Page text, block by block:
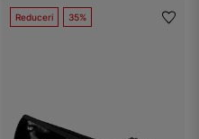
Reduceri 35%